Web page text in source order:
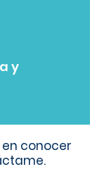
y
conocer